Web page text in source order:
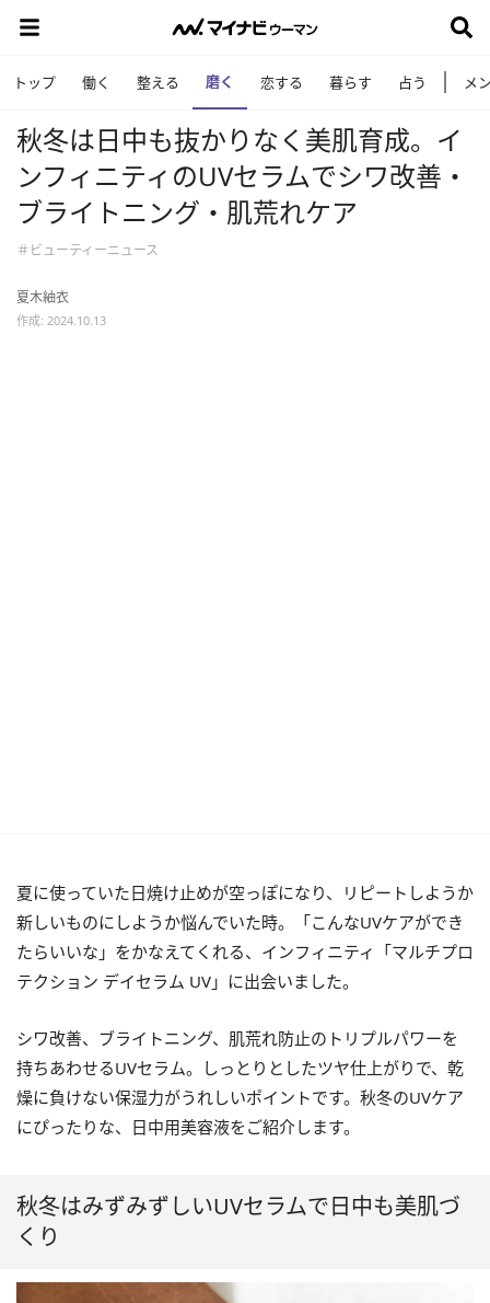
トップ 働く 整える 磨く 恋する 暮らす 占う メ
秋冬は日中も抜かりなく美肌育成。イ
ンフィニティのUVセラムでシワ改善・
ブライトニング・肌荒れケア
＃ビューティーニュース
夏木紬衣
作成: 2024.10.13
夏に使っていた日焼け止めが空っぽになり、リピートしようか
新しいものにしようか悩んでいた時。「こんなUVケアができ
たらいいな」をかなえてくれる、インフィニティ「マルチプロ
テクション デイセラム UV」に出会いました。
シワ改善、ブライトニング、肌荒れ防止のトリプルパワーを
持ちあわせるUVセラム。しっとりとしたツヤ仕上がりで、乾
燥に負けない保湿力がうれしいポイントです。秋冬のUVケア
にぴったりな、日中用美容液をご紹介します。
秋冬はみずみずしいUVセラムで日中も美肌づ
くり